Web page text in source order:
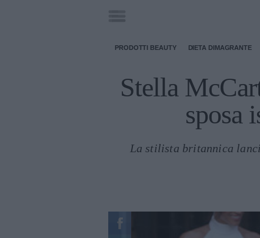
PRODOTTI BEAUTY DIETA DIMAGRANTE
Stella
sposa
La stilista britannica